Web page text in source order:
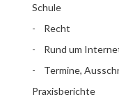
Schule
Recht
Rund um
Termine,
Praxisberichte